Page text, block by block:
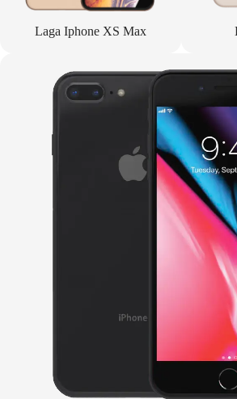
Laga Iphone XS Max